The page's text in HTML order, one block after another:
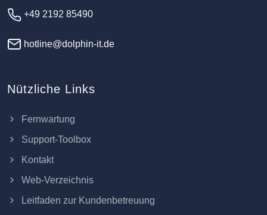
+49 2192 85490
hotline@dolphin-it.de
Nützliche Links
Fernwartung
Support-Toolbox
Kontakt
Web-Verzeichnis
Leitfaden zur Kundenbetreuung